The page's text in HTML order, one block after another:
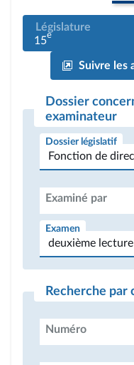
Législature
15e
Suivre les
Dossier
examinateur
Dossier législatif
Examiné par
Examen
Recherche par
Numéro